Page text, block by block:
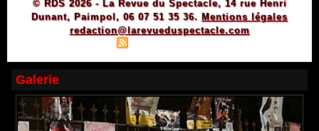
© RDS 2026 - La Revue du Spectacle, 14 rue Henri
Dunant, Paimpol, 06 07 51 35 36. Mentions légales
redaction@larevueduspectacle.com
Galerie